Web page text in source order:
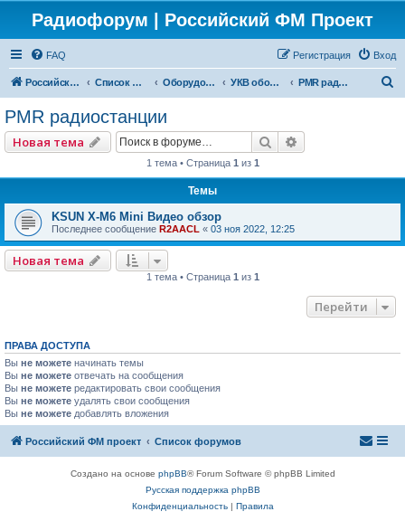
Радиофорум | Российский ФМ Проект
FAQ Вход
Регистрация
Российский ФМ проект Список форумов Оборудование УКВ оборудование PMR радиостанции
PMR радиостанции
Новая тема Поиск
1 тема • Страница 1 из 1
Темы
KSUN X-M6 Mini Видео обзор
Последнее сообщение R2AACL « 03 ноя 2022, 12:25
Новая тема
1 тема • Страница 1 из 1
Перейти
ПРАВА ДОСТУПА
Вы не можете начинать темы
Вы не можете отвечать на сообщения
Вы не можете редактировать свои сообщения
Вы не можете удалять свои сообщения
Вы не можете добавлять вложения
Российский ФМ проект Список форумов
Создано на основе phpBB® Forum Software © phpBB Limited
Русская поддержка phpBB
Конфиденциальность| Правила